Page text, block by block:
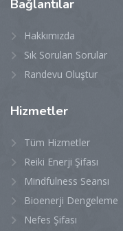
Bağlantılar
Hakkımızda
Sık Sorulan Sorular
Randevu Oluştur
Hizmetler
Tüm Hizmetler
Reiki Enerji Şifası
Mindfulness Seansı
Bioenerji Dengeleme
Nefes Şifası